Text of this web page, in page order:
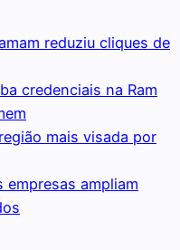
reduziu cliques de
credenciais na Ram
mais visada por
empresas ampliam